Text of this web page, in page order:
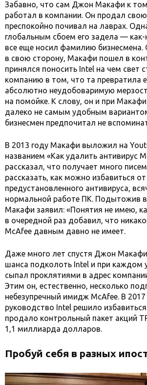
Забавно, что сам Джон Макафи к
работал в компании. Он продал
преспокойно почивал на лаврах.
глобальным сбоем его задела — как-
все еще носил фамилию бизнесмена.
в свою сторону, Макафи пошел в
принялся поносить Intel на чем свет
компанию в том, что та превратила
абсолютно неудобоваримую
на помойке. К слову, он и при
далеко не самым удобным
бизнесмен предпочитал не
В 2013 году Макафи выложил на
названием «Как удалить антивирус
рассказал, что получает много
рассказать, как можно избавиться от
предустановленного антивируса,
нормальной работе ПК. Подытожив
Макафи заявил: «Понятия не имею,
в очередной раз добавил, что
McAfee давным давно не имеет.
Даже много лет спустя Джон Макафи
шанса подколоть Intel и при каждом
сыпал проклятиями в адрес
Этим он, естественно, несколько
небезупречный имидж McAfee. В 2017
руководство Intel решило
продало контрольный пакет акций
1,1 миллиарда долларов.
Пробуй себя в разных